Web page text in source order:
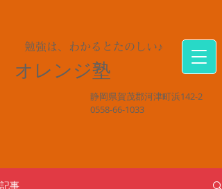
勉強は、わかるとたのしい♪
オレンジ塾
静岡県賀茂郡河津町浜142-2
0558-66-1033
記事